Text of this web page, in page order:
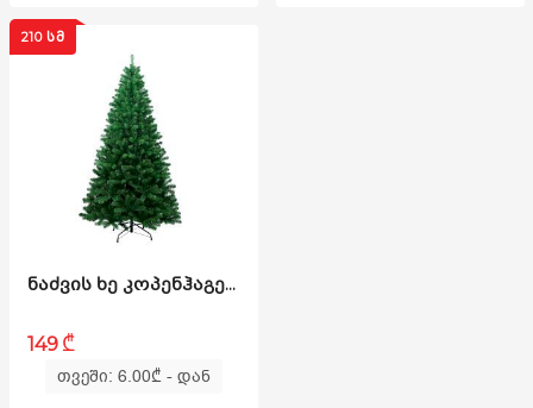
210 ᲡᲛ
ᲜᲐᲫᲕᲘᲡ ᲮᲔ ᲙᲝᲞᲔᲜᲰᲐᲒᲔᲜᲘ 210 ᲡᲛ (AS-180)
149 ₾
თვეში: 6.00₾- დან